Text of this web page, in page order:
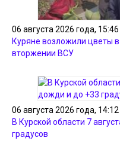
06 августа 2026 года, 15:46
Куряне возложили цветы
вторжении ВСУ
06 августа 2026 года, 14:12
В Курской области 7
градусов